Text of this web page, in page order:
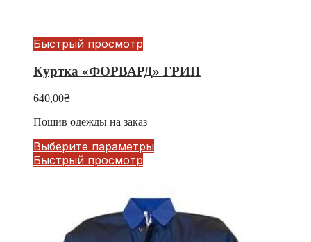
Быстрый просмотр
Куртка «ФОРВАРД» ГРИН
640,00₴
Пошив одежды на заказ
Выберите параметры
Быстрый просмотр